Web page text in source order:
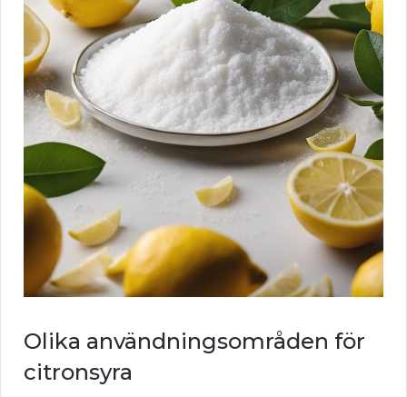
Olika användningsområden för
citronsyra